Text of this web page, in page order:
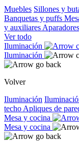
Muebles Sillones y
Banquetas y puffs
y auxiliares
Ver todo
Iluminación
Iluminación
Volver
Iluminación
techo Apliques de
Mesa y cocina
Mesa y cocina